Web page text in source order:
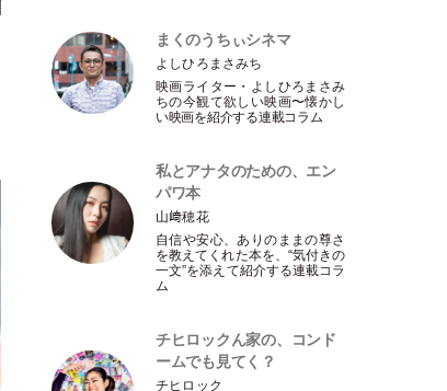
まくのうちぃシネマ
よしひろまさみち
映画ライター ・ よしひろまさみ
ちの今観て欲しい映画〜懐かし
い映画を紹介する連載コラム
私とアナタのための、エン
パワ本
山﨑穂花
自信や安心、ありのままの尊さ
を教えてくれた本を、“気付きの
一文”を添えて紹介する連載コラ
ム
チヒロックん家の、コンド
ームでも見てく？
チヒロック